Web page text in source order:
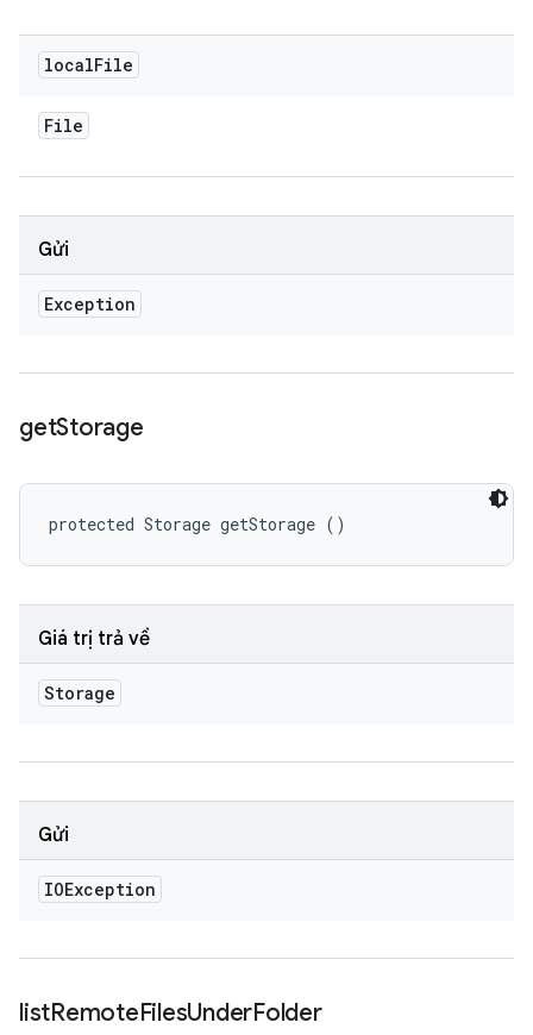
localFile
File
Gửi
Exception
getStorage
protected Storage getStorage ()
Giá trị trả về
Storage
Gửi
IOException
listRemoteFilesUnderFolder